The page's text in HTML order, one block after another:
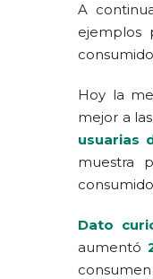
A
ejemplos
Hoy la
mejor a
usuarias
muestra
Dato
aumentó
consumen